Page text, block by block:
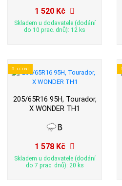
1 520 Kč
Skladem u dodavatele (dodání
do 10 prac. dnů): 12 ks
LETNÍ
205/65R16 95H, Tourador,
X WONDER TH1
1 578 Kč
Skladem u dodavatele (dodání
do 7 prac. dnů): 20 ks